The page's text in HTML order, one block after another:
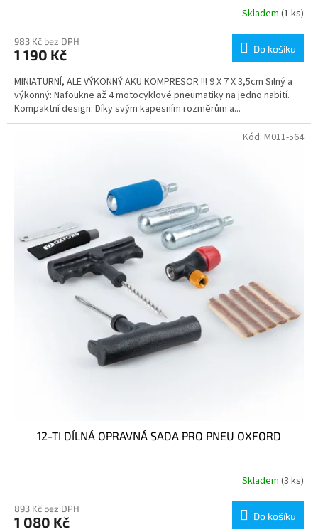
Skladem (1 ks)
983 Kč bez DPH
1 190 Kč Do košíku
MINIATURNÍ, ALE VÝKONNÝ AKU KOMPRESOR !!! 9 X 7 X 3,5cm Silný a
výkonný: Nafoukne až 4 motocyklové pneumatiky na jedno nabití.
Kompaktní design: Díky svým kapesním rozměrům a...
12-TI DÍLNÁ OPRAVNÁ SADA PRO PNEU OXFORD
Skladem (3 ks)
893 Kč bez DPH
1 080 Kč Do košíku
Kód: M011-564